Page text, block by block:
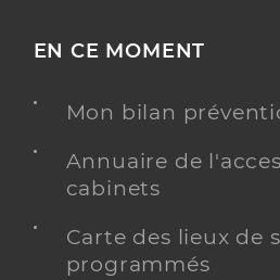
EN CE MOMENT
Mon bilan
Annuaire de
cabinets
Carte des lieux de
programmés